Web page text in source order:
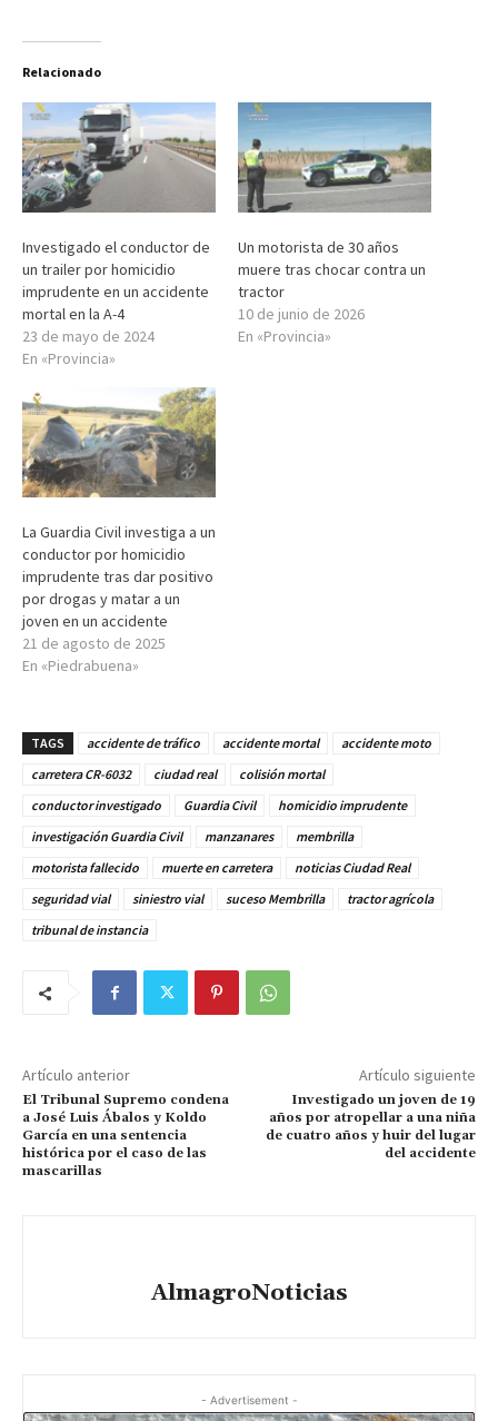
Relacionado
Investigado el conductor de
un trailer por homicidio
imprudente en un accidente
mortal en la A-4
23 de mayo de 2024
En «Provincia»
Un motorista de 30 años
muere tras chocar contra un
tractor
10 de junio de 2026
En «Provincia»
La Guardia Civil investiga a un
conductor por homicidio
imprudente tras dar positivo
por drogas y matar a un
joven en un accidente
21 de agosto de 2025
En «Piedrabuena»
TAGS accidente de tráfico accidente mortal
accidente moto
carretera CR-6032
ciudad real
colisión mortal
conductor investigado
Guardia Civil
homicidio imprudente
investigación Guardia Civil
manzanares
membrilla
motorista fallecido
muerte en carretera
noticias Ciudad Real
seguridad vial
siniestro vial suceso Membrilla
tractor agrícola
tribunal de instancia
Artículo anterior
El Tribunal Supremo condena
a José Luis Ábalos y Koldo
García en una sentencia
histórica por el caso de las
mascarillas
Artículo siguiente
Investigado un joven de 19
años por atropellar a una niña
de cuatro años y huir del lugar
del accidente
AlmagroNoticias
- Advertisement -